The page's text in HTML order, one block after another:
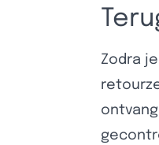
Zodra je